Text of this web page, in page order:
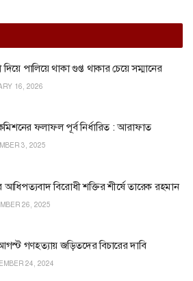
পালিয়ে থাকা গুপ্ত থাকার চেয়ে সম্মানের
16, 2026
ফলাফল পূর্ব নির্ধারিত : আরাফাত
3, 2025
বিরোধী শক্তির শীর্ষে তারেক রহমান
26, 2025
গণহত্যায় জড়িতদের বিচারের দাবি
24, 2024